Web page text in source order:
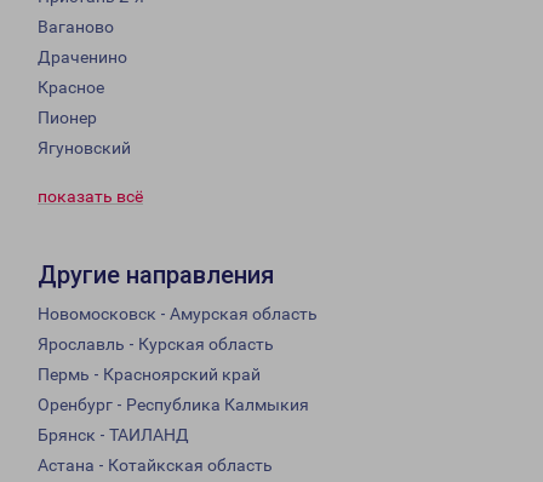
Ваганово
Драченино
Красное
Пионер
Ягуновский
показать всё
Другие направления
Новомосковск - Амурская область
Ярославль - Курская область
Пермь - Красноярский край
Оренбург - Республика Калмыкия
Брянск - ТАИЛАНД
Астана - Котайкская область